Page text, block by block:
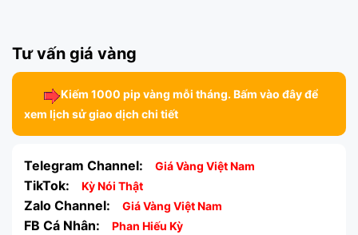
Tư vấn giá vàng
Kiếm 1000 pip vàng mỗi tháng. Bấm vào đây để
xem lịch sử giao dịch chi tiết
Telegram Channel: Giá Vàng Việt Nam
TikTok: Kỳ Nói Thật
Zalo Channel: Giá Vàng Việt Nam
FB Cá Nhân: Phan Hiếu Kỳ